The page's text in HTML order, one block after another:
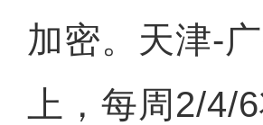
加密。天津-
上，每周2/4/